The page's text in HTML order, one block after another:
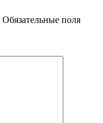
Обязательные поля